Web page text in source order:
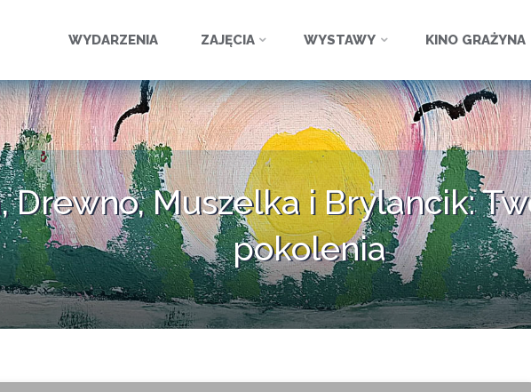
treści
WYDARZENIA ZAJĘCIA WYSTAWY KINO GRAŻYNA
Drewno, Muszelka i Brylancik:
pokolenia